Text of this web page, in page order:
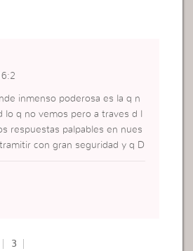
inmenso poderosa es la q n
lo q no vemos pero a traves d l
respuestas palpables en nues
con gran seguridad y q D
3